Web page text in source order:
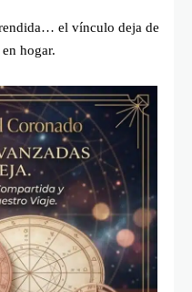
el vínculo deja de
hogar.